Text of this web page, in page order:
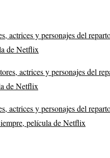
actrices y personajes del
de Netflix
actrices y personajes del
de Netflix
actrices y personajes del
película de Netflix